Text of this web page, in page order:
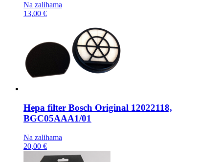
Na zalihama
13,00 €
Hepa filter Bosch Original 12022118,
BGC05AAA1/01
Na zalihama
20,00 €